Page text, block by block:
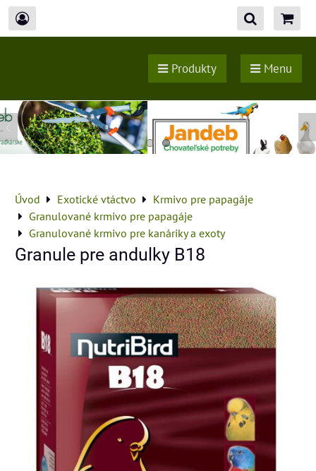
Produkty Menu
Úvod Exotické vtáctvo
Krmivo pre papagáje
Granulované krmivo pre papagáje
Granulované krmivo pre kanáriky a exoty
Granule pre andulky B18